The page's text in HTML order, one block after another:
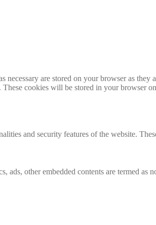
are stored on your browser as they
These cookies will be stored in your browser
and security features of the website.
other embedded contents are termed as